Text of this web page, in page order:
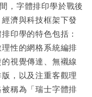
，字體排印學於戰後
濟與科技框架下發
印學的特色包括：
性的網格系統編排
視覺傳達、無襯線
，以及注重客觀理
稱為「瑞士字體排